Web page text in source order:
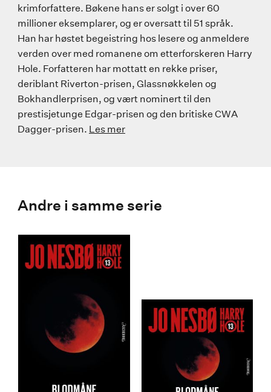
krimforfattere. Bøkene hans er solgt i over 60
millioner eksemplarer, og er oversatt til 51 språk.
Han har høstet begeistring hos lesere og anmeldere
verden over med romanene om etterforskeren Harry
Hole. Forfatteren har mottatt en rekke priser,
deriblant Riverton-prisen, Glassnøkkelen og
Bokhandlerprisen, og vært nominert til den
prestisjetunge Edgar-prisen og den britiske CWA
Dagger-prisen. Les mer
Andre i samme serie